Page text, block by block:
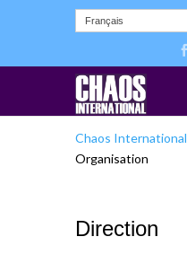
Français
Chaos International
Organisation
Direction